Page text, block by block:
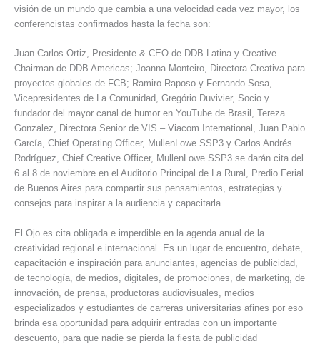
visión de un mundo que cambia a una velocidad cada vez mayor, los
conferencistas confirmados hasta la fecha son:
Juan Carlos Ortiz, Presidente & CEO de DDB Latina y Creative
Chairman de DDB Americas; Joanna Monteiro, Directora Creativa para
proyectos globales de FCB; Ramiro Raposo y Fernando Sosa,
Vicepresidentes de La Comunidad, Gregório Duvivier, Socio y
fundador del mayor canal de humor en YouTube de Brasil, Tereza
Gonzalez, Directora Senior de VIS – Viacom International, Juan Pablo
García, Chief Operating Officer, MullenLowe SSP3 y Carlos Andrés
Rodríguez, Chief Creative Officer, MullenLowe SSP3 se darán cita del
6 al 8 de noviembre en el Auditorio Principal de La Rural, Predio Ferial
de Buenos Aires para compartir sus pensamientos, estrategias y
consejos para inspirar a la audiencia y capacitarla.
El Ojo es cita obligada e imperdible en la agenda anual de la
creatividad regional e internacional. Es un lugar de encuentro, debate,
capacitación e inspiración para anunciantes, agencias de publicidad,
de tecnología, de medios, digitales, de promociones, de marketing, de
innovación, de prensa, productoras audiovisuales, medios
especializados y estudiantes de carreras universitarias afines por eso
brinda esa oportunidad para adquirir entradas con un importante
descuento, para que nadie se pierda la fiesta de publicidad